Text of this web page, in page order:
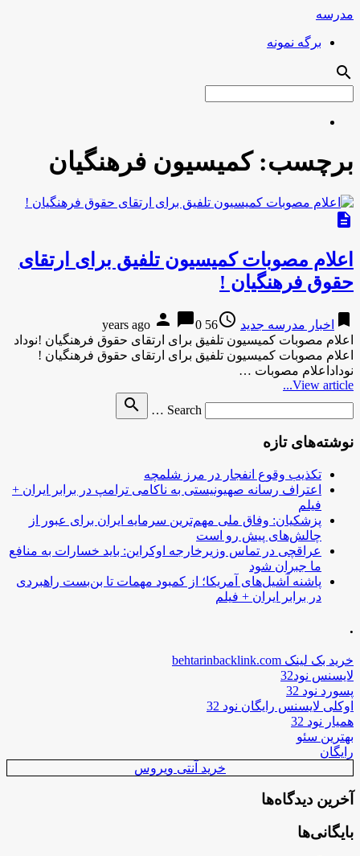
مدرسه
برگه نمونه
search
برچسب:کمیسیون فرهنگیان
description
اعلام مصوبات کمیسیون تلفیق برای ارتقای
حقوق فرهنگیان !
bookmark اخبار مدرسه جدید access_time
56 years ago
person chat_bubble0
اعلام مصوبات کمیسیون تلفیق برای ارتقای حقوق فرهنگیان !نوداد
اعلام مصوبات کمیسیون تلفیق برای ارتقای حقوق فرهنگیان !
نوداداعلام مصوبات …
View article...
Search …
search
نوشته‌های تازه
تکذیب وقوع انفجار در مرز شلمچه
اعتراف رسانه صهیونیستی به ناکامی ترامپ در برابر ایران +
فیلم
پزشکیان: وفاق ملی مهم‌ترین سرمایه ایران برای عبور از
چالش‌های پیش رو است
عراقچی در تماس وزیرخارجه اوکراین: باید خسارات به منافع
ما جبران شود
پاشنه آشیل‌های آمریکا؛ از کمبود مهمات تا بن‌بست راهبردی
در برابر ایران + فیلم
.
خرید بک لینک behtarinbacklink.com
لایسنس نود32
پسورد نود 32
اوکلی لایسنس رایگان نود 32
همیار نود 32
بهترین سئو
رایگان
خرید آنتی ویروس
آخرین دیدگاه‌ها
بایگانی‌ها